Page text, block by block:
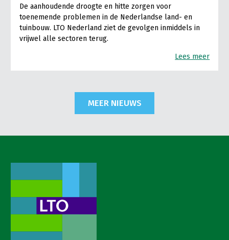
De aanhoudende droogte en hitte zorgen voor
toenemende problemen in de Nederlandse land- en
tuinbouw. LTO Nederland ziet de gevolgen inmiddels in
vrijwel alle sectoren terug.
Lees meer
MEER NIEUWS